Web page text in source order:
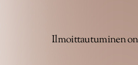
Ilmoittautuminen